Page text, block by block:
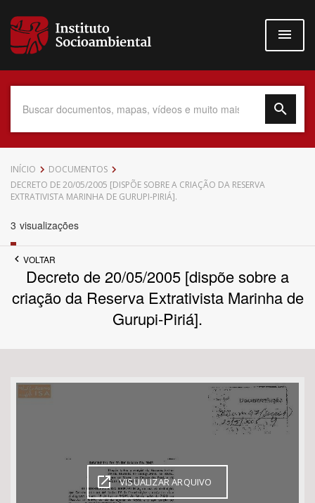
para
conteúdo
Data do Documento
Povo Indígena
Bioma / Bacia
Tema
Área de Levantamento
Área Protegida
INÍCIO
DOCUMENTOS
DECRETO DE 20/05/2005 [DISPÕE SOBRE A CRIAÇÃO DA RESERVA
EXTRATIVISTA MARINHA DE GURUPI-PIRIÁ].
3 visualizações
VOLTAR
Decreto de 20/05/2005 [dispõe sobre a
criação da Reserva Extrativista Marinha de
Gurupi-Piriá].
VISUALIZAR ARQUIVO